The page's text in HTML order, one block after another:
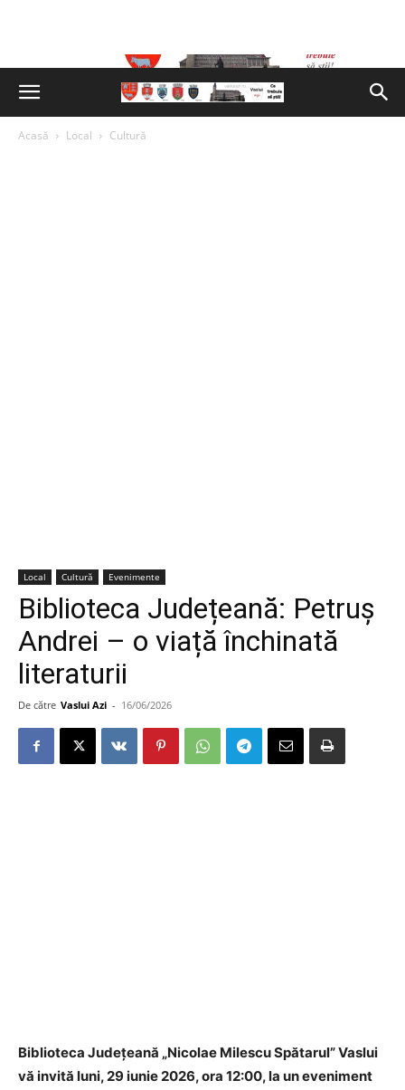
Acasă Local Cultură
Local Cultură Evenimente
Biblioteca Județeană: Petruș
Andrei – o viață închinată
literaturii
De către Vaslui Azi - 16/06/2026
Biblioteca Județeană „Nicolae Milescu Spătarul” Vaslui
vă invită luni, 29 iunie 2026, ora 12:00, la un eveniment